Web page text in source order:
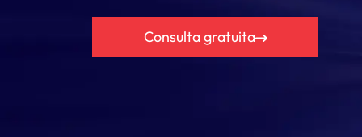
Consulta gratuita